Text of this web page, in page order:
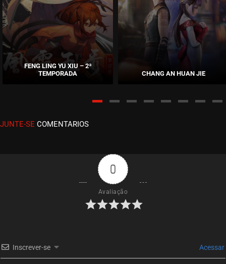
ASSISTIDO
EPISÓDIO 255
abril 19, 2023
EPISÓDIO 254
abril 11, 2023
ASSISTIDO
EPISÓDIO 252
março 30, 2023
EPISÓDIO 251
EPISÓDIO 250
FENG LING YU XIU – 2ª
TEMPORADA
CHANG AN HUAN JIE
JUNTE-SE COMENTARIOS
0
Avaliação
Inscrever-se Acessar